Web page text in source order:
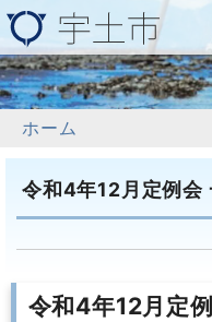
ホーム
令和4年12月定例会
令和4年12月定